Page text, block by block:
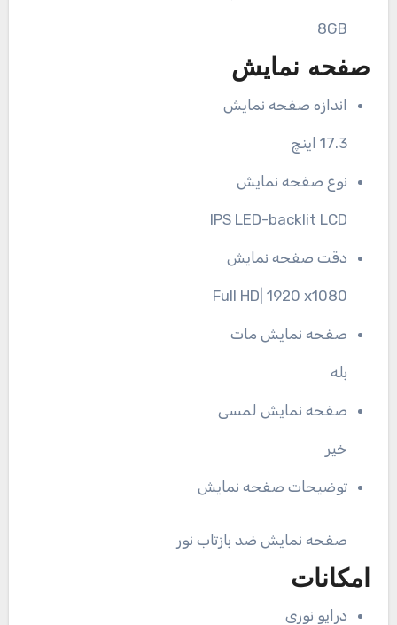
8GB
صفحه نمایش
اندازه صفحه نمایش
17.3 اینچ
نوع صفحه نمایش
IPS LED-backlit LCD
دقت صفحه نمایش
Full HD| 1920 x1080
صفحه نمایش مات
بله
صفحه نمایش لمسی
خیر
توضیحات صفحه نمایش
صفحه نمایش ضد بازتاب نور
امکانات
درایو نوری